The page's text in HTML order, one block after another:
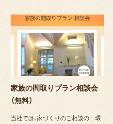
家族の間取りプラン相談会
（無料）
当社では、家づくりのご相談の一環